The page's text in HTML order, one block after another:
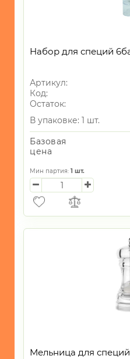
Набор для специй
Артикул:
Код:
Остаток:
В упаковке: 1 шт.
Базовая
цена
Мин партия: 1 шт.
Мельница для